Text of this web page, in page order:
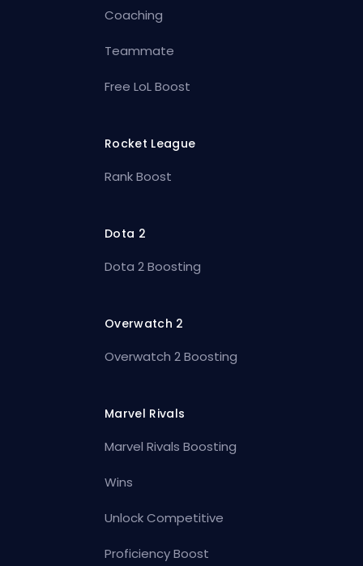
Coaching
Teammate
Free LoL Boost
Rocket League
Rank Boost
Dota 2
Dota 2 Boosting
Overwatch 2
Overwatch 2 Boosting
Marvel Rivals
Marvel Rivals Boosting
Wins
Unlock Competitive
Proficiency Boost